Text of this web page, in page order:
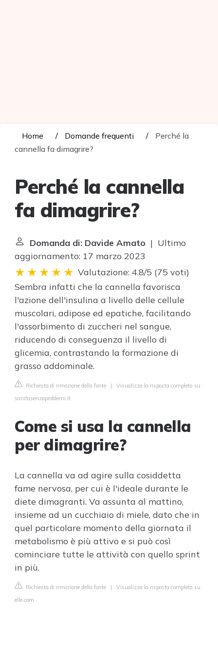
Home Domande frequenti
Perché la
cannella fa dimagrire?
Perché la cannella
fa dimagrire?
Domanda di: Davide Amato | Ultimo
aggiornamento: 17 marzo 2023
Valutazione: 4.8/5 (75 voti)
Sembra infatti che la cannella favorisca
l'azione dell'insulina a livello delle cellule
muscolari, adipose ed epatiche, facilitando
l'assorbimento di zuccheri nel sangue,
riducendo di conseguenza il livello di
glicemia, contrastando la formazione di
grasso addominale.
Richiesta di rimozione della fonte | Visualizza la risposta completa su
sanitasenzaproblemi.it
Come si usa la cannella
per dimagrire?
La cannella va ad agire sulla cosiddetta
fame nervosa, per cui è l'ideale durante le
diete dimagranti. Va assunta al mattino,
insieme ad un cucchiaio di miele, dato che in
quel particolare momento della giornata il
metabolismo è più attivo e si può così
cominciare tutte le attività con quello sprint
in più.
Richiesta di rimozione della fonte | Visualizza la risposta completa su
elle.com